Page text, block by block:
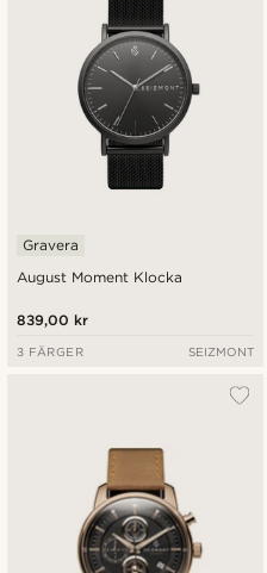
August Moment Klocka
Gravera
839,00 kr
3 FÄRGER SEIZMONT